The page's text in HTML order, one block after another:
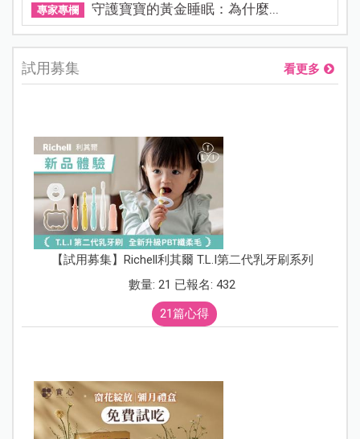
專家專欄 守護寶寶的黃金睡眠：為什麼...
試用募集 看更多
【試用募集】Richell利其爾 T.L.I第二代乳牙刷系列
數量: 21 已報名: 432
21篇心得